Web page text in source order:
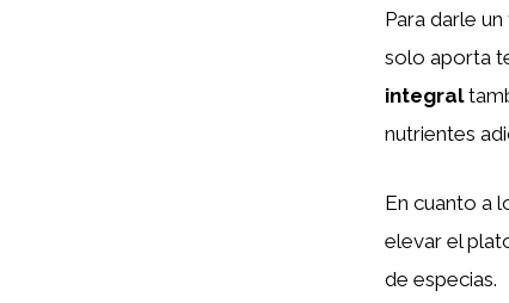
Para darle
solo aporta
integral
nutrientes
En cuanto a
elevar el
de especias.